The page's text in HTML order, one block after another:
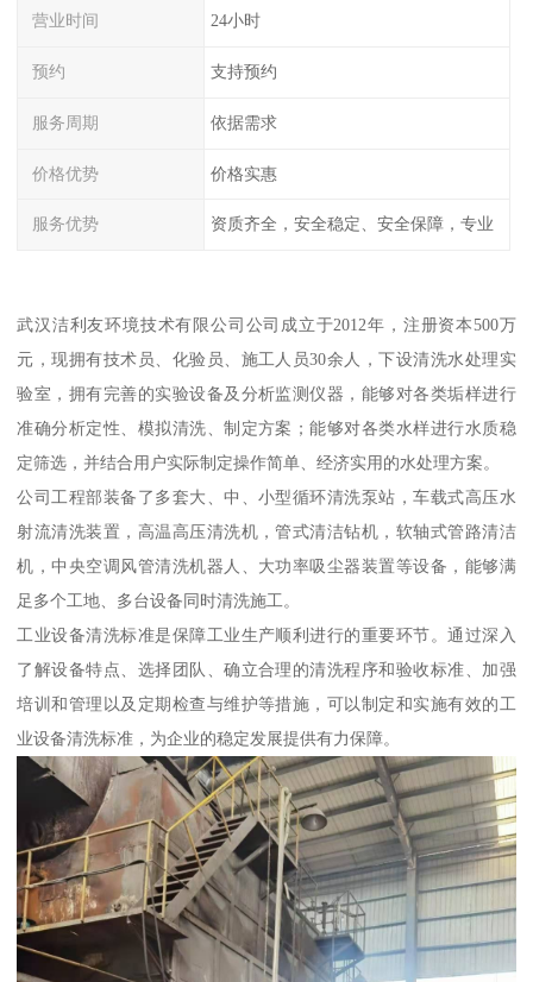
营业时间 24小时
预约 支持预约
服务周期 依据需求
价格优势 价格实惠
服务优势 资质齐全，安全稳定、安全保障，专业
武汉洁利友环境技术有限公司公司成立于2012年，注册资本500万
元，现拥有技术员、化验员、施工人员30余人，下设清洗水处理实
验室，拥有完善的实验设备及分析监测仪器，能够对各类垢样进行
准确分析定性、模拟清洗、制定方案；能够对各类水样进行水质稳
定筛选，并结合用户实际制定操作简单、经济实用的水处理方案。
公司工程部装备了多套大、中、小型循环清洗泵站，车载式高压水
射流清洗装置，高温高压清洗机，管式清洁钻机，软轴式管路清洁
机，中央空调风管清洗机器人、大功率吸尘器装置等设备，能够满
足多个工地、多台设备同时清洗施工。
工业设备清洗标准是保障工业生产顺利进行的重要环节。通过深入
了解设备特点、选择团队、确立合理的清洗程序和验收标准、加强
培训和管理以及定期检查与维护等措施，可以制定和实施有效的工
业设备清洗标准，为企业的稳定发展提供有力保障。